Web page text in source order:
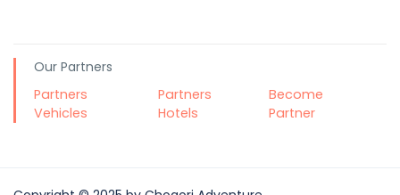
Our Partners
Partners
Vehicles
Partners
Hotels
Become
Partner